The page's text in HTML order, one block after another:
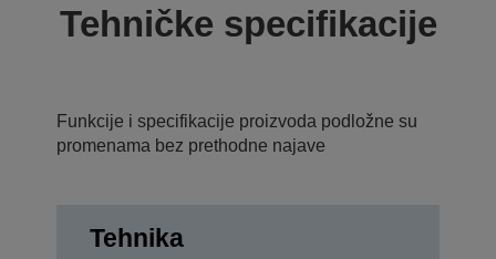
Tehničke specifikacije
Funkcije i specifikacije proizvoda podložne su
promenama bez prethodne najave
Tehnika